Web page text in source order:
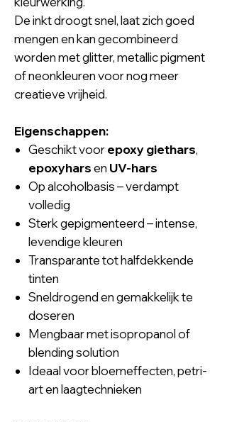
De inkt droogt snel, laat zich goed
mengen en kan gecombineerd
worden met glitter, metallic pigment
of neonkleuren voor nog meer
creatieve vrijheid.
Eigenschappen:
Geschikt voorepoxy giethars,
epoxyharsen UV-hars
Op alcoholbasis – verdampt
volledig
Sterk gepigmenteerd – intense,
levendige kleuren
Transparante tot halfdekkende
tinten
Sneldrogend en gemakkelijk te
doseren
Mengbaar met isopropanol of
blending solution
Ideaal voor bloemeffecten, petri-
art en laagtechnieken